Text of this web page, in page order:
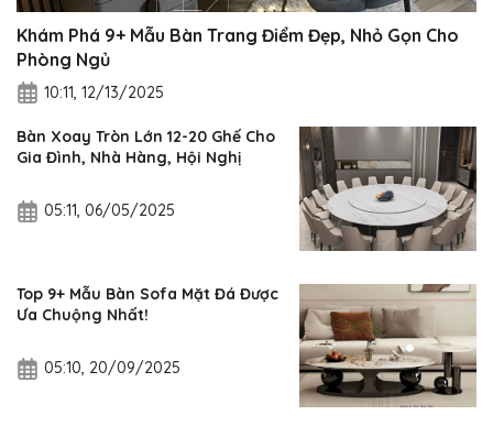
Khám Phá 9+ Mẫu Bàn Trang Điểm Đẹp, Nhỏ Gọn Cho
Phòng Ngủ
10:11, 12/13/2025
Bàn Xoay Tròn Lớn 12-20 Ghế Cho
Gia Đình, Nhà Hàng, Hội Nghị
05:11, 06/05/2025
Top 9+ Mẫu Bàn Sofa Mặt Đá Được
Ưa Chuộng Nhất!
05:10, 20/09/2025